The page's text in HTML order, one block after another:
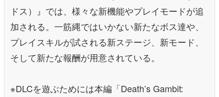
ドス）』では、様々な新機能やプレイモードが追
加される。一筋縄ではいかない新たなボス達や、
プレイスキルが試される新ステージ、新モード、
そして新たな報酬が用意されている。
※DLCを遊ぶためには本編「Death’s Gambit: